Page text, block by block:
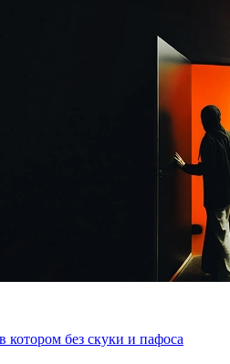
котором без скуки и пафоса